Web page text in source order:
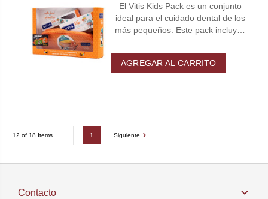
El Vitis Kids Pack es un conjunto
ideal para el cuidado dental de los
más pequeños. Este pack incluy…
AGREGAR AL CARRITO
12 of 18 Items 1 Siguiente
Contacto